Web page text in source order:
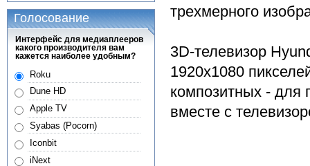
трехмерного
3D-телевизор
1920x1080
композитных - для
вместе с
Голосование
Интерфейс для медиаплееров
какого производителя вам
кажется наиболее удобным?
Roku
Dune HD
Apple TV
Syabas (Pocorn)
Iconbit
iNext